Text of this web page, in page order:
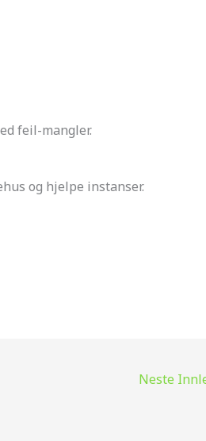
feil-mangler.
og hjelpe instanser.
Neste